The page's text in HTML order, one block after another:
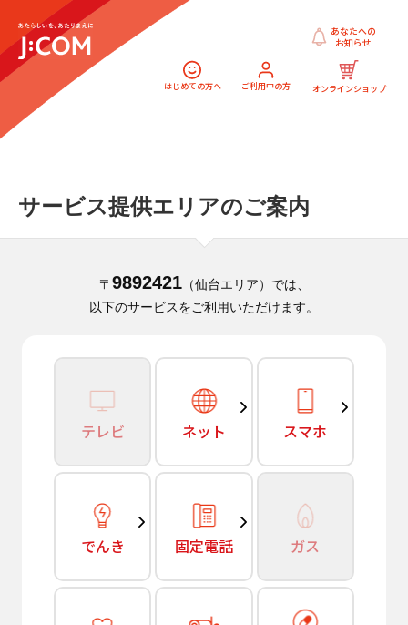
はじめての方へ ご利用中の方 オンラインショップ
あなたへの
お知らせ
サービス提供エリアのご案内
〒 9892421（仙台エリア）では、
以下のサービスをご利用いただけます。
テレビ ネット スマホ
でんき 固定電話 ガス